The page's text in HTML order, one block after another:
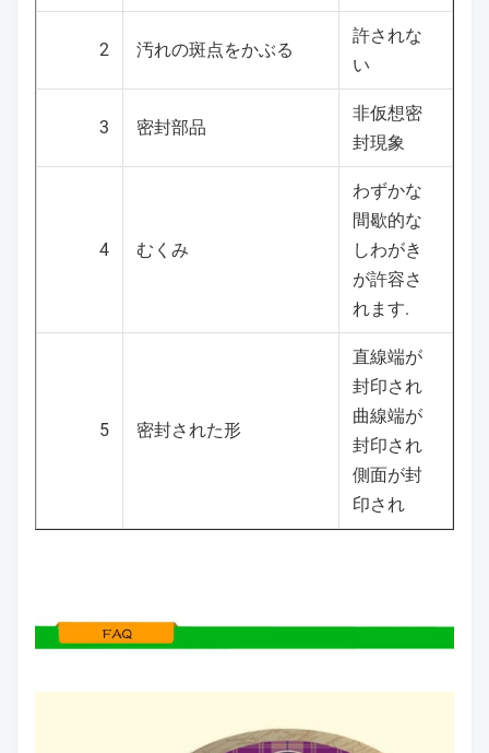
2 汚れの斑点をかぶる
許されな
い
3 密封部品
非仮想密
封現象
4 むくみ
わずかな
間歇的な
しわがき
が許容さ
れます.
5 密封された形
直線端が
封印され
曲線端が
封印され
側面が封
印され